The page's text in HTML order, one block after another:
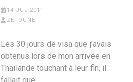
14 JUL 2011
ZETOUNE
Les 30 jours de visa que j’avais
obtenus lors de mon arrivée en
Thaïlande touchant à leur fin, il